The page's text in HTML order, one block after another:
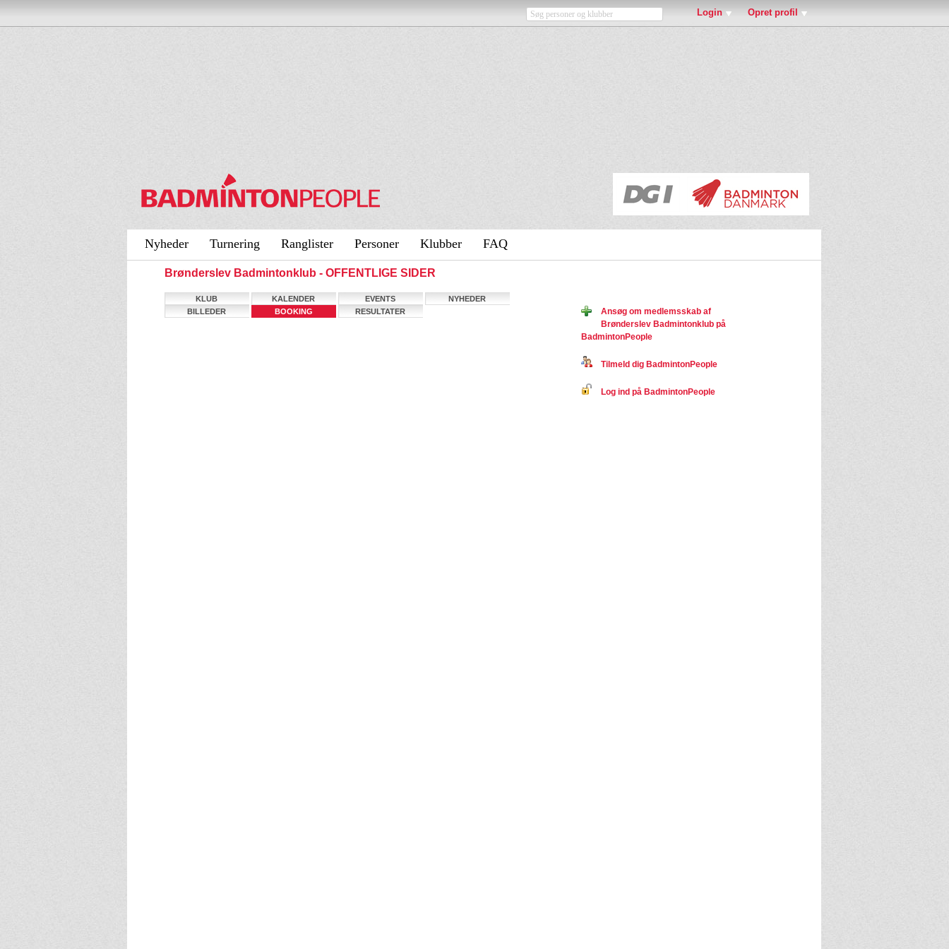
Login Opret profil
Nyheder Turnering Ranglister Personer Klubber FAQ
Brønderslev Badmintonklub - OFFENTLIGE SIDER
KLUB KALENDER EVENTS
NYHEDER
BILLEDER
BOOKING RESULTATER
Ansøg om medlemsskab af
Brønderslev Badmintonklub på
BadmintonPeople
Tilmeld dig BadmintonPeople
Log ind på BadmintonPeople